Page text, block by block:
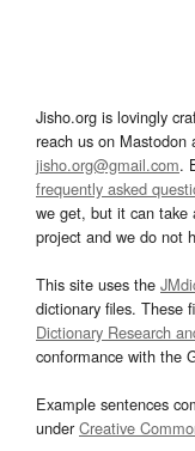
Jisho.org is lovingly
reach us on Mastodon
jisho.org@gmail.com.
frequently asked
we get, but it can take
project and we do not
This site uses the
dictionary files. These
Dictionary Research
conformance with the
Example sentences
underCreative